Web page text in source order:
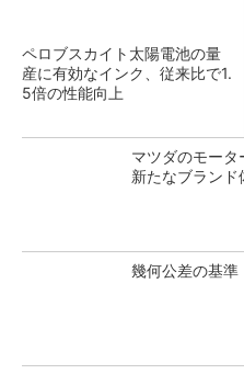
ペロブスカイト太陽電池の量
産に有効なインク、従来比で1.
5倍の性能向上
マツダのモータ
新たなブランド
幾何公差の基準